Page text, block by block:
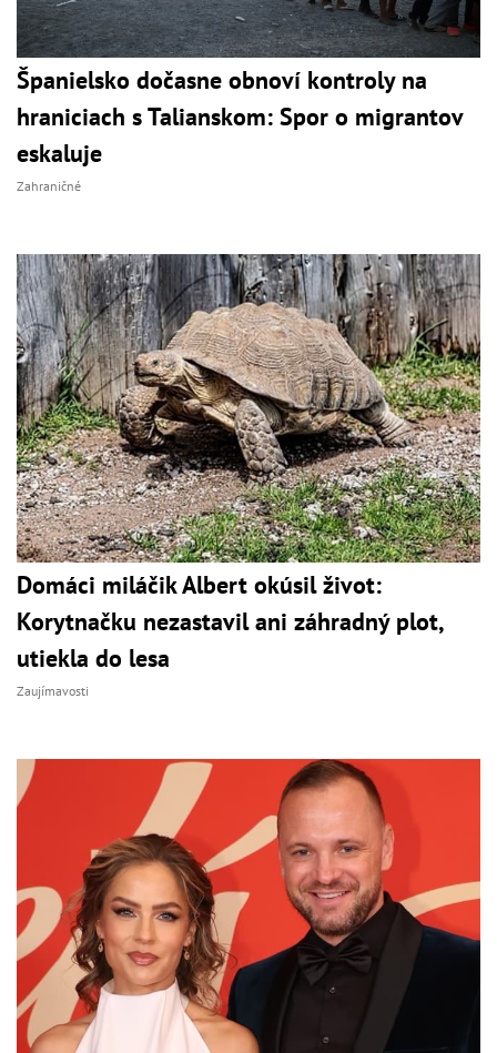
Španielsko dočasne obnoví kontroly na
hraniciach s Talianskom: Spor o migrantov
eskaluje
Zahraničné
Domáci miláčik Albert okúsil život:
Korytnačku nezastavil ani záhradný plot,
utiekla do lesa
Zaujímavosti